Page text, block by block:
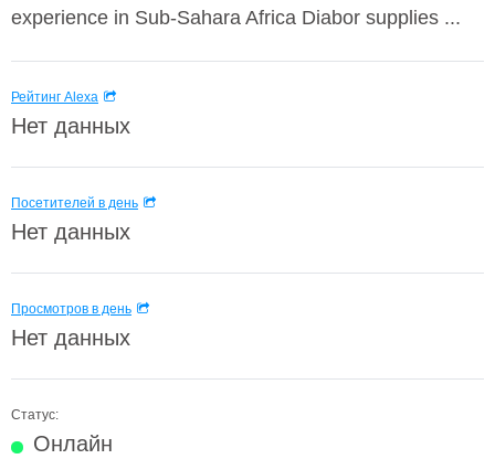
experience in Sub-Sahara Africa Diabor supplies ...
Рейтинг Alexa
Нет данных
Посетителей в день
Нет данных
Просмотров в день
Нет данных
Статус:
Онлайн